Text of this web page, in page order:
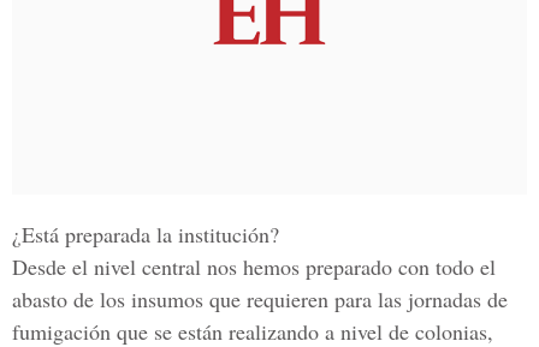
¿Está preparada la institución?
Desde el nivel central nos hemos preparado con todo el
abasto de los insumos que requieren para las jornadas de
fumigación que se están realizando a nivel de colonias,